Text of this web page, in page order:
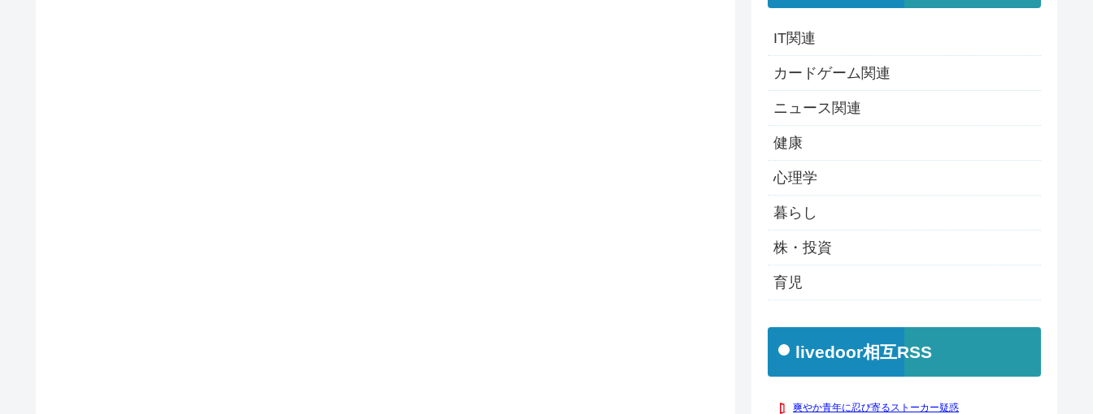
IT関連
カードゲーム関連
ニュース関連
健康
心理学
暮らし
株・投資
育児
livedoor相互RSS
爽やか青年に忍び寄るストーカー疑惑